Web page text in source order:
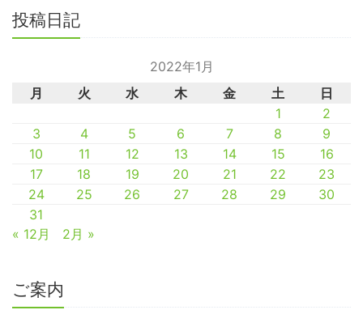
投稿日記
2022年1月
月
火 水 木 金 土
日
1
2
3
4 5 6 7 8
9
10
11 12 13 14 15
16
17
18 19 20 21 22
23
24
25 26 27 28 29
30
31
« 12月
2月 »
ご案内